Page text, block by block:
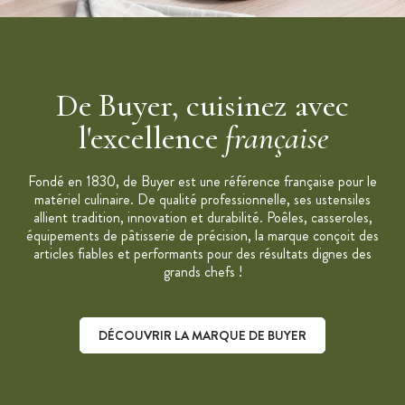
De Buyer, cuisinez avec
l'excellence française
Fondé en 1830, de Buyer est une référence française pour le
matériel culinaire. De qualité professionnelle, ses ustensiles
allient tradition, innovation et durabilité. Poêles, casseroles,
équipements de pâtisserie de précision, la marque conçoit des
articles fiables et performants pour des résultats dignes des
grands chefs !
DÉCOUVRIR LA MARQUE DE BUYER